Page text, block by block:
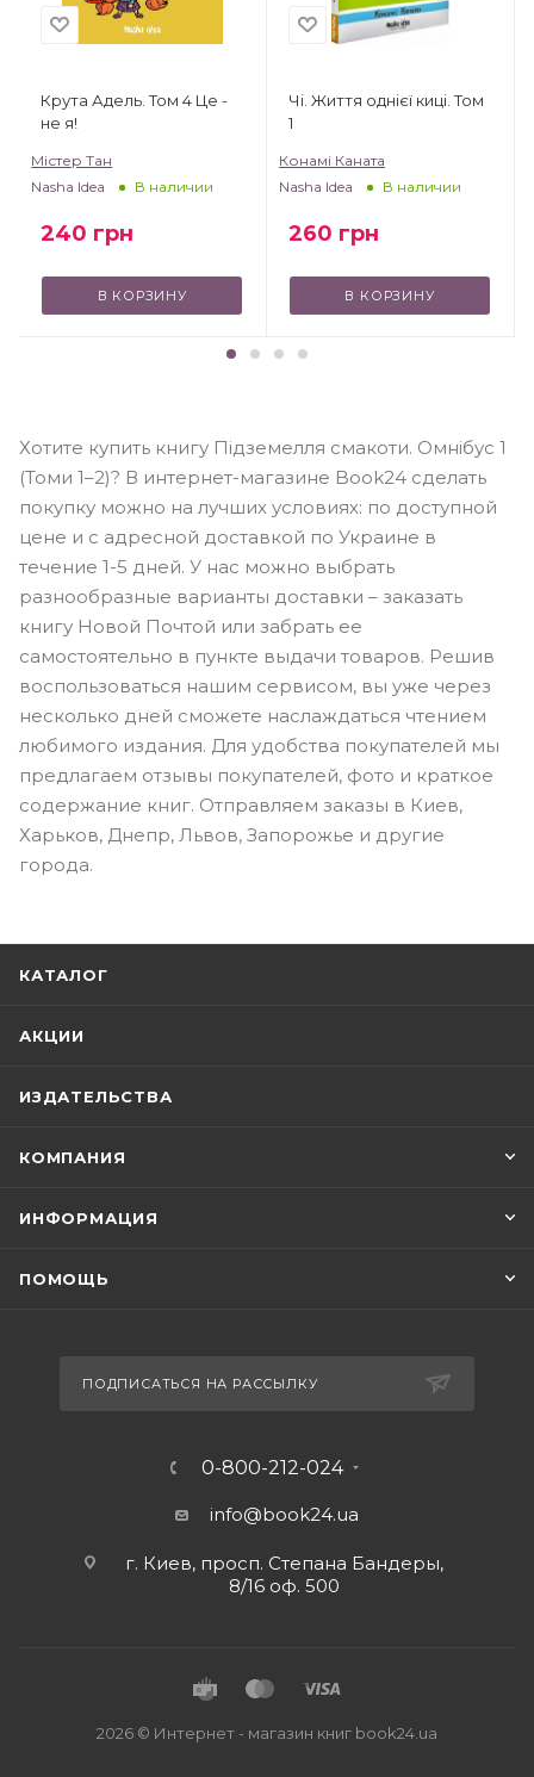
Крута Адель. Том 4 Це -
не я!
Містер Тан
Nasha Idea
В наличии
240 грн
В КОРЗИНУ
Чі. Життя однієї киці. Том
1
Конамі Каната
Nasha Idea
В наличии
260 грн
В КОРЗИНУ
Хотите купить книгу Підземелля смакоти. Омнібус 1
(Томи 1–2)? В интернет-магазине Book24 сделать
покупку можно на лучших условиях: по доступной
цене и с адресной доставкой по Украине в
течение 1-5 дней. У нас можно выбрать
разнообразные варианты доставки – заказать
книгу Новой Почтой или забрать ее
самостоятельно в пункте выдачи товаров. Решив
воспользоваться нашим сервисом, вы уже через
несколько дней сможете наслаждаться чтением
любимого издания. Для удобства покупателей мы
предлагаем отзывы покупателей, фото и краткое
содержание книг. Отправляем заказы в Киев,
Харьков, Днепр, Львов, Запорожье и другие
города.
КАТАЛОГ
АКЦИИ
ИЗДАТЕЛЬСТВА
КОМПАНИЯ
ИНФОРМАЦИЯ
ПОМОЩЬ
ПОДПИСАТЬСЯ НА РАССЫЛКУ
0-800-212-024
info@book24.ua
г. Киев, просп. Степана Бандеры,
8/16 оф. 500
2026 © Интернет - магазин книг book24.ua